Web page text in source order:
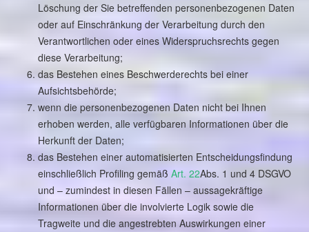
Löschung der Sie betreffenden personenbezogenen Daten
oder auf Einschränkung der Verarbeitung durch den
Verantwortlichen oder eines Widerspruchsrechts gegen
diese Verarbeitung;
das Bestehen eines Beschwerderechts bei einer
Aufsichtsbehörde;
wenn die personenbezogenen Daten nicht bei Ihnen
erhoben werden, alle verfügbaren Informationen über die
Herkunft der Daten;
das Bestehen einer automatisierten Entscheidungsfindung
einschließlich Profiling gemäß Art. 22Abs. 1 und 4 DSGVO
und – zumindest in diesen Fällen – aussagekräftige
Informationen über die involvierte Logik sowie die
Tragweite und die angestrebten Auswirkungen einer